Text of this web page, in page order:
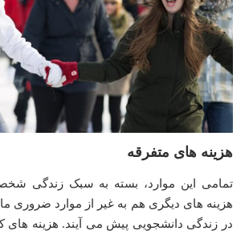
هزینه های متفرقه
تمامی این موارد، بسته به سبک زندگی
هزینه های دیگری هم به غیر از موارد ضروری
در زندگی دانشجویی پیش می آیند. هزینه های